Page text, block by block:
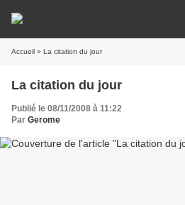
Accueil » La citation du jour
La citation du jour
Publié le 08/11/2008 à 11:22
Par Gerome